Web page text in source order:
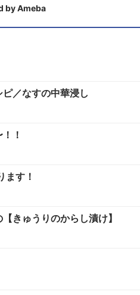
by Ameba
／なすの中華浸し
！
ます！
きゅうりのからし漬け】